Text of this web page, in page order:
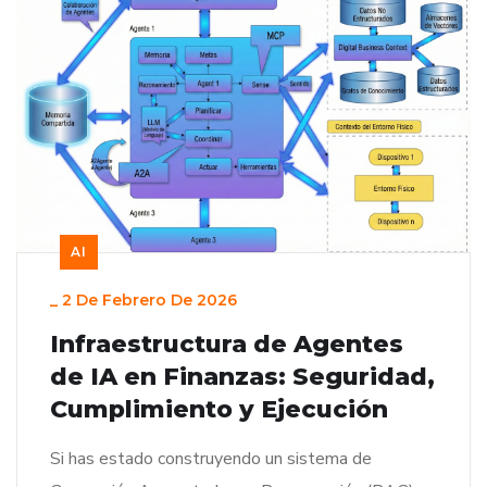
AI
_ 2 De Febrero De 2026
Infraestructura de Agentes
de IA en Finanzas: Seguridad,
Cumplimiento y Ejecución
Si has estado construyendo un sistema de